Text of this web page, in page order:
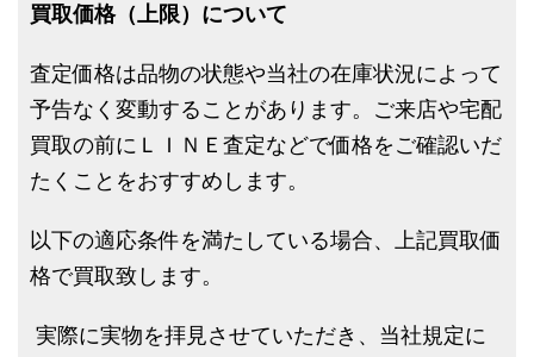
買取価格（上限）について
査定価格は品物の状態や当社の在庫状況によって
予告なく変動することがあります。ご来店や宅配
買取の前にＬＩＮＥ査定などで価格をご確認いだ
たくことをおすすめします。
以下の適応条件を満たしている場合、上記買取価
格で買取致します。
実際に実物を拝見させていただき、当社規定に